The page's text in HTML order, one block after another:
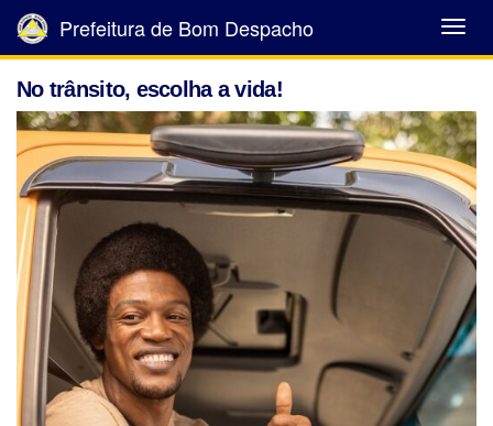
Abrir
Menu
Prefeitura de Bom Despacho
No trânsito, escolha a vida!